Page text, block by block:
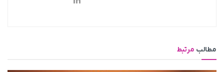
مطالب مرتبط